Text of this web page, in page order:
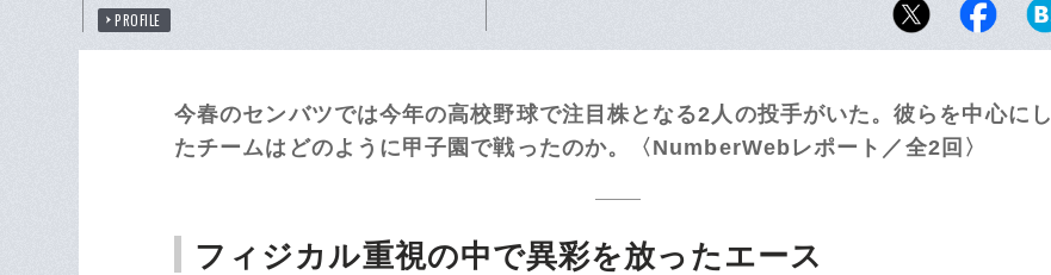
PROFILE
今春のセンバツでは今年の高校野球で注目株となる2人の投手がいた。彼らを中心にし
たチームはどのように甲子園で戦ったのか。〈NumberWebレポート／全2回〉
フィジカル重視の中で異彩を放ったエース